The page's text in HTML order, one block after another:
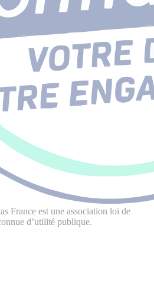
France est une association loi de
d’utilité publique.